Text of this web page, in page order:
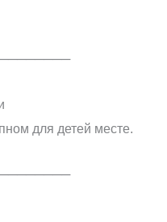
для детей месте.